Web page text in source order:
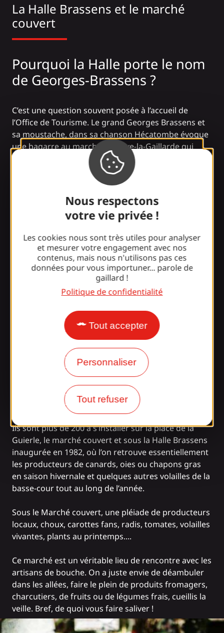
Nous respectons
votre vie privée !
Les cookies nous sont très utiles pour analyser
et mesurer votre engagement avec nos
contenus, mais nous n'utilisons pas ces
données pour vous importuner... parole de
gaillard !
Politique de confidentialité
Tout accepter
Personnaliser
Tout refuser
La Halle Brassens et le marché
couvert
Pourquoi la Halle porte le nom
de Georges-Brassens ?
C’est une question souvent posée à l’accueil de
l’Office de Tourisme. Le grand Georges Brassens et
sa moustache, dans sa chanson Hécatombe évoque
une bagarre au marché de Brive-la-Gaillarde qui
aurait mal tourné. Un mauvais souvenir de son
passage à Brive ? A la recherche d’une rime avec
“Gaillarde”? Mais Georges ne serait venu qu’une
seule fois à Brive et ce.. bien avant l’écriture de sa
«Ici, tout est bon et ça
donne envie de
cuisiner»
découverte de cet incroyable étal de saveurs
Il est 7h...Brive s’éveille. Par tous les temps, les
producteurs et autres marchands ambulants
commencent à s’installer. Le marché prend forme
petit à petit. Une palette de couleurs et de saveurs
Ils sont plus de 200 à s’installer sur la place de la
Guierle, le marché couvert et sous la Halle Brassens
inaugurée en 1982, où l’on retrouve essentiellement
les producteurs de canards, oies ou chapons gras
en saison hivernale et quelques autres volailles de la
basse-cour tout au long de l’année.
Sous le Marché couvert, une pléiade de producteurs
locaux, choux, carottes fans, radis, tomates, volailles
vivantes, plants au printemps....
Ce marché est un véritable lieu de rencontre avec les
artisans de bouche. On a juste envie de déambuler
dans les allées, faire le plein de produits fromagers,
charcutiers, de fruits ou de légumes frais, cueillis la
veille. Bref, de quoi vous faire saliver !